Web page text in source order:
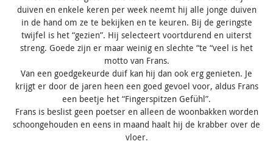
duiven en enkele keren per week neemt hij alle jonge duiven
in de hand om ze te bekijken en te keuren. Bij de geringste
twijfel is het “gezien”. Hij selecteert voortdurend en uiterst
streng. Goede zijn er maar weinig en slechte “te “veel is het
motto van Frans.
Van een goedgekeurde duif kan hij dan ook erg genieten. Je
krijgt er door de jaren heen een goed gevoel voor, aldus Frans
een beetje het “Fingerspitzen Gefühl”.
Frans is beslist geen poetser en alleen de woonbakken worden
schoongehouden en eens in maand haalt hij de krabber over de
vloer.